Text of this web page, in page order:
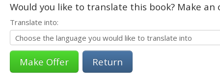
Would you like to translate this book? Make
Translate into:
Return